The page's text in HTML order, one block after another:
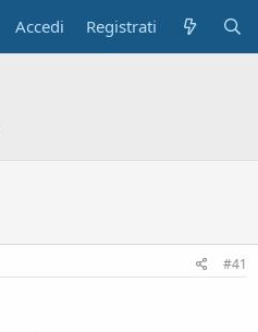
Accedi Registrati
#41